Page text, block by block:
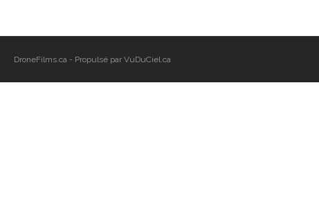
DroneFilms.ca - Propulsé par VuDuCiel.ca